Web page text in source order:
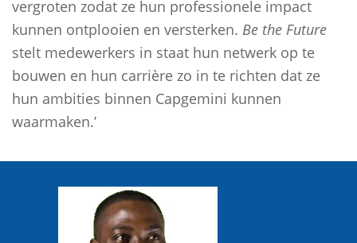
vergroten zodat ze hun professionele impact
kunnen ontplooien en versterken. Be the Future
stelt medewerkers in staat hun netwerk op te
bouwen en hun carrière zo in te richten dat ze
hun ambities binnen Capgemini kunnen
waarmaken.’